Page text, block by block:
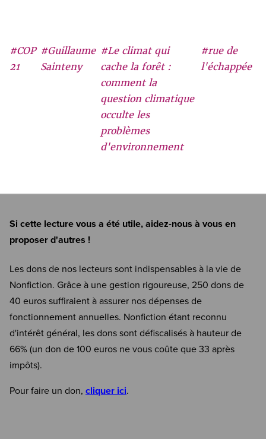
#COP
21
#Guillaume
Sainteny
#Le climat qui
cache la forêt :
comment la
question climatique
occulte les
problèmes
d'environnement
#rue de
l'échappée
Si cette lecture vous a été utile, aidez-nous à vous en
proposer d'autres !
Les dons de nos lecteurs sont indispensables à la vie de
Nonfiction. Grâce à une gestion rigoureuse, 250 dons de
40 euros suffiraient à assurer nos dépenses de
fonctionnement annuelles. Nonfiction étant reconnu
d'intérêt général, les dons sont défiscalisés à hauteur de
66% (un don de 100 euros ne vous coûte que 33 après
impôts).
Pour faire un don, cliquer ici.